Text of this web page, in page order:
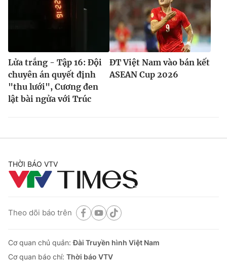
Lửa trắng - Tập 16: Đội
chuyên án quyết định
"thu lưới", Cương đen
lật bài ngửa với Trúc
ĐT Việt Nam vào bán kết
ASEAN Cup 2026
THỜI BÁO VTV
Theo dõi báo trên
Cơ quan chủ quản:Đài Truyền hình Việt Nam
Cơ quan báo chí: Thời báo VTV